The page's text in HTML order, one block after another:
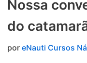
Nossa
do
por eNauti Cursos